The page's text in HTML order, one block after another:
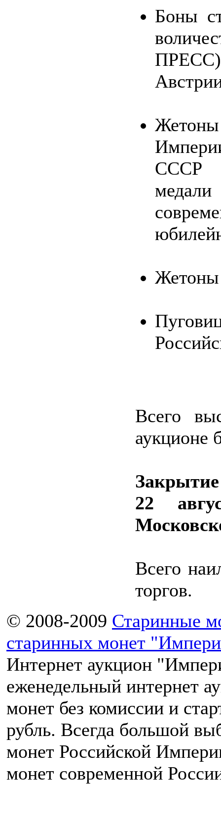
Боны
СССР
Жетоны
Всего
аукционе
22
Всего
торгов.
© 2008-2009 Старинные
старинных монет
Интернет аукцион
еженедельный интернет
монет без комиссии и
рубль. Всегда большой
монет Российской
монет современной